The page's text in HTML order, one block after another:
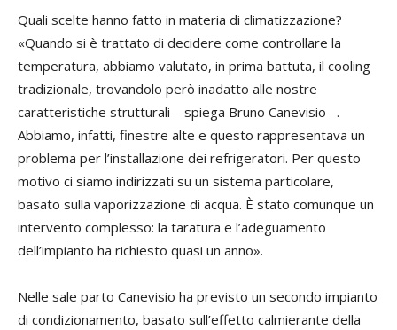
Quali scelte hanno fatto in materia di climatizzazione?
«Quando si è trattato di decidere come controllare la
temperatura, abbiamo valutato, in prima battuta, il cooling
tradizionale, trovandolo però inadatto alle nostre
caratteristiche strutturali – spiega Bruno Canevisio –.
Abbiamo, infatti, finestre alte e questo rappresentava un
problema per l’installazione dei refrigeratori. Per questo
motivo ci siamo indirizzati su un sistema particolare,
basato sulla vaporizzazione di acqua. È stato comunque un
intervento complesso: la taratura e l’adeguamento
dell’impianto ha richiesto quasi un anno».
Nelle sale parto Canevisio ha previsto un secondo impianto
di condizionamento, basato sull’effetto calmierante della